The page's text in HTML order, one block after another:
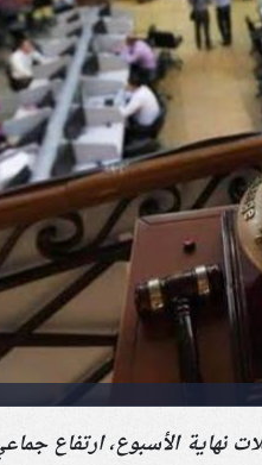
الأسبوع، ارتفاع